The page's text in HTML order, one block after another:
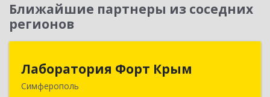
Ближайшие партнеры из соседних
регионов
Лаборатория Форт Крым
Симферополь
295034, Крым Респ, Симферополь г, Киевская